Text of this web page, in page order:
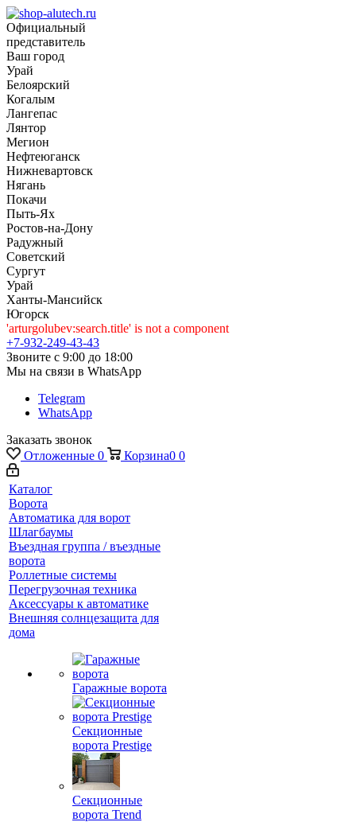
Официальный
представитель
Ваш город
Урай
Белоярский
Когалым
Лангепас
Лянтор
Мегион
Нефтеюганск
Нижневартовск
Нягань
Покачи
Пыть-Ях
Рoстов-на-Дону
Радужный
Советский
Сургут
Урай
Ханты-Мансийск
Югорск
'arturgolubev:search.title' is not a component
+7-932-249-43-43
Звоните с 9:00 до 18:00
Мы на связи в WhatsApp
Telegram
WhatsApp
Заказать звонок
Отложенные 0 Корзина0 0
Каталог
Ворота
Автоматика для ворот
Шлагбаумы
Въездная группа / въездные
ворота
Роллетные системы
Перегрузочная техника
Аксессуары к автоматике
Внешняя солнцезащита для
дома
Гаражные ворота
Секционные
ворота Prestige
Секционные
ворота Trend